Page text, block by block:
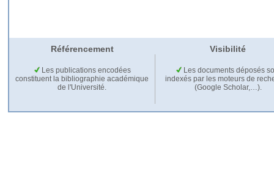
Référencement Visibilité
Les publications encodées
constituent la bibliographie académique
de l'Université.
Les documents déposés
indexés par les moteurs de
(Google Scholar,…).